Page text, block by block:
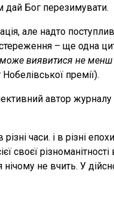
дай Бог перезимувати.
але надто
– ще одна
виявитися не менш
премії).
автор
часи. і в різні
своєї
не вчить. У